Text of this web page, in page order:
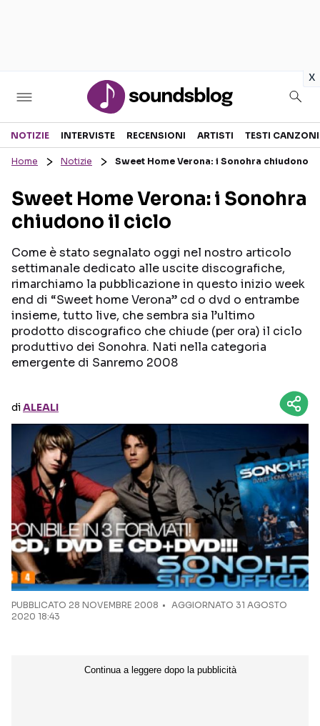
x
Sezioni
RECENSIONI MUSICALI
INTERVISTE
GOSSIP E CURIOSITÀ
TESTI CANZONI
TOUR ED EVENTI
TALENT SHOW
Seguici sui social
NOTIZIE INTERVISTE RECENSIONI ARTISTI TESTI CANZONI
Home Notizie Sweet Home Verona: i Sonohra chiudono il
Sweet Home Verona: i Sonohra
chiudono il ciclo
Come è stato segnalato oggi nel nostro articolo
settimanale dedicato alle uscite discografiche,
rimarchiamo la pubblicazione in questo inizio week
end di “Sweet home Verona” cd o dvd o entrambe
insieme, tutto live, che sembra sia l’ultimo
prodotto discografico che chiude (per ora) il ciclo
produttivo dei Sonohra. Nati nella categoria
emergente di Sanremo 2008
diALEALI
PUBBLICATO 28 NOVEMBRE 2008
AGGIORNATO 31 AGOSTO
2020 18:43